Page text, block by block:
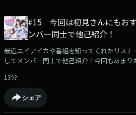
#15 今回は初見さんにもお
ンバー同士で他己紹介！
最近エイアイカや番組を知ってくれたリス
してメンバー同士で他己紹介！今回もあま
い！）エイアイ界隈へのメッセージはこちら
https://jocr.jp/mailform/aika/
13分
シェア